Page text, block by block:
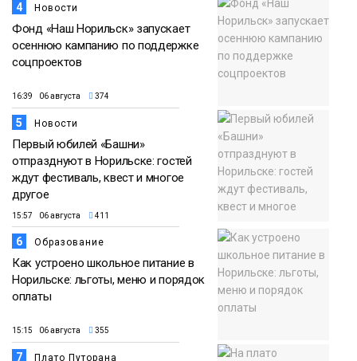
4 Новости
Фонд «Наш Норильск» запускает
осеннюю кампанию по поддержке
соцпроектов
16:39 06 августа 374
5 Новости
Первый юбилей «Башни»
отпразднуют в Норильске: гостей
ждут фестиваль, квест и многое
другое
15:57 06 августа 411
6 Образование
Как устроено школьное питание в
Норильске: льготы, меню и порядок
оплаты
15:15 06 августа 355
7 Плато Путорана